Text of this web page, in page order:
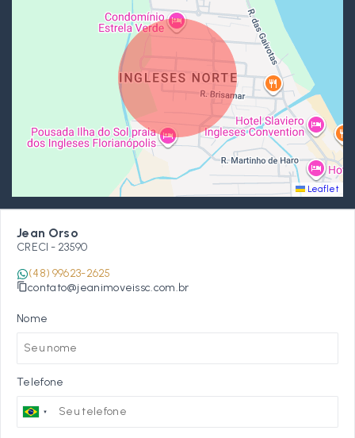
Leaflet
Jean Orso
CRECI - 23590
(48) 99623-2625
contato@jeanimoveissc.com.br
Nome
Telefone